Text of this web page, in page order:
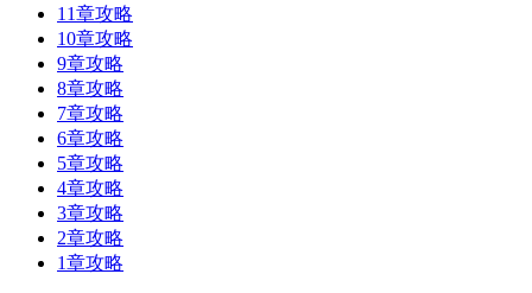
11章攻略
10章攻略
9章攻略
8章攻略
7章攻略
6章攻略
5章攻略
4章攻略
3章攻略
2章攻略
1章攻略